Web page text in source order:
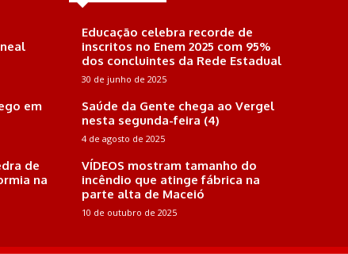
em
de
na
Educação celebra recorde de
inscritos no Enem 2025 com 95%
dos concluintes da Rede Estadual
30 de junho de 2025
Saúde da Gente chega ao Vergel
nesta segunda-feira (4)
4 de agosto de 2025
VÍDEOS mostram tamanho do
incêndio que atinge fábrica na
parte alta de Maceió
10 de outubro de 2025